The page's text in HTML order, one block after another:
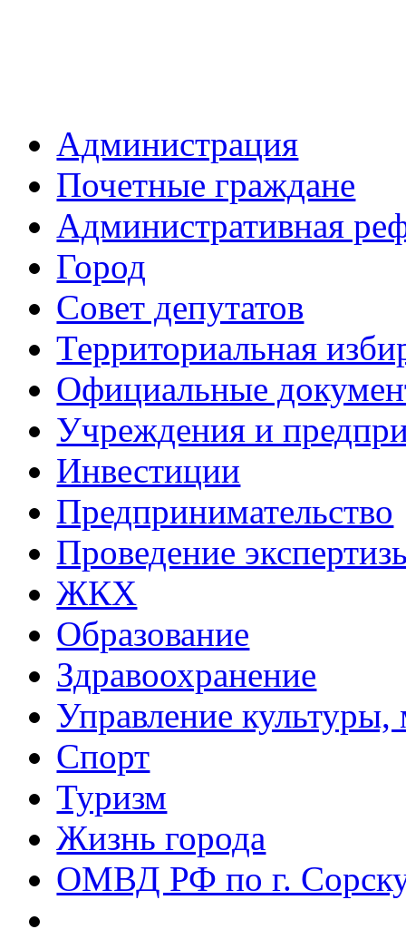
Администрация
Почетные граждане
Административная
Город
Совет депутатов
Территориальная
Официальные
Учреждения и
Инвестиции
Предпринимательство
Проведение
ЖКХ
Образование
Здравоохранение
Управление
Спорт
Туризм
Жизнь города
ОМВД РФ по г.